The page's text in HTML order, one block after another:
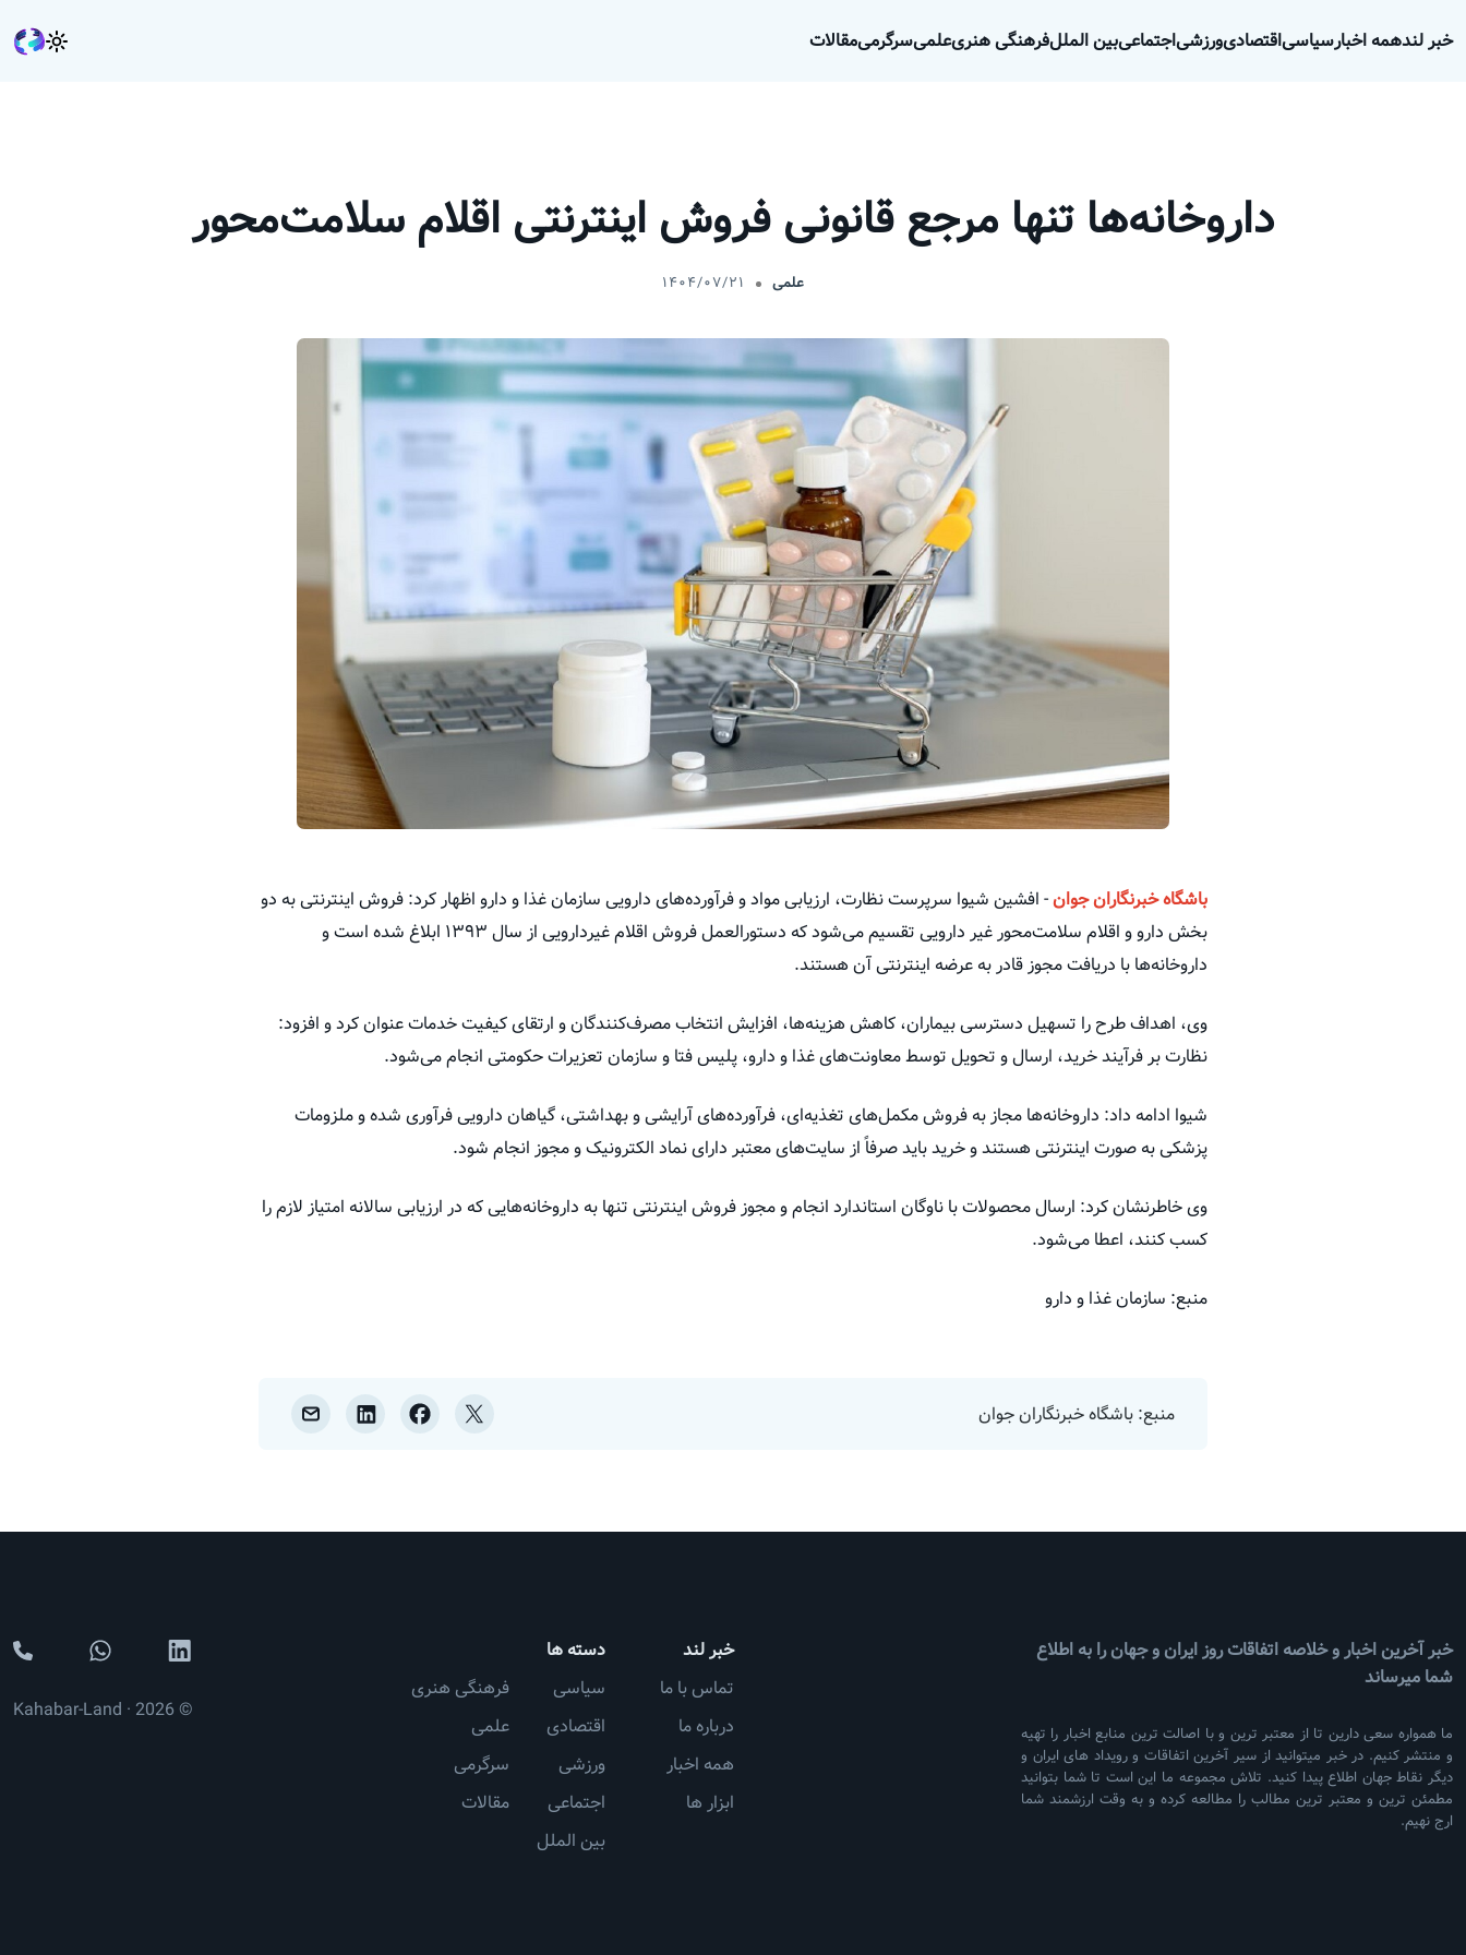
خبر لندهمه اخبارسیاسیاقتصادیورزشیاجتماعیبین المللفرهنگی هنریعلمیسرگرمیمقالات
داروخانه‌ها تنها مرجع قانونی فروش اینترنتی اقلام سلامت‌محور
علمی ۱۴۰۴/۰۷/۲۱
باشگاه خبرنگاران جوان- افشین شیوا سرپرست نظارت، ارزیابی مواد و فرآورده‌های دارویی سازمان غذا و دارو اظهار کرد: فروش اینترنتی به دو
بخش دارو و اقلام سلامت‌محور غیر دارویی تقسیم می‌شود که دستورالعمل فروش اقلام غیردارویی از سال ۱۳۹۳ ابلاغ شده است و
داروخانه‌ها با دریافت مجوز قادر به عرضه اینترنتی آن هستند.
وی، اهداف طرح را تسهیل دسترسی بیماران، کاهش هزینه‌ها، افزایش انتخاب مصرف‌کنندگان و ارتقای کیفیت خدمات عنوان کرد و افزود:
نظارت بر فرآیند خرید، ارسال و تحویل توسط معاونت‌های غذا و دارو، پلیس فتا و سازمان تعزیرات حکومتی انجام می‌شود.
شیوا ادامه داد: داروخانه‌ها مجاز به فروش مکمل‌های تغذیه‌ای، فرآورده‌های آرایشی و بهداشتی، گیاهان دارویی فرآوری شده و ملزومات
پزشکی به صورت اینترنتی هستند و خرید باید صرفاً از سایت‌های معتبر دارای نماد الکترونیک و مجوز انجام شود.
وی خاطرنشان کرد: ارسال محصولات با ناوگان استاندارد انجام و مجوز فروش اینترنتی تنها به داروخانه‌هایی که در ارزیابی سالانه امتیاز لازم را
کسب کنند، اعطا می‌شود.
منبع: سازمان غذا و دارو
منبع: باشگاه خبرنگاران جوان
خبر آخرین اخبار و خلاصه اتفاقات روز ایران و جهان را به اطلاع
شما میرساند
ما همواره سعی دارین تا از معتبر ترین و با اصالت ترین منابع اخبار را تهیه
و منتشر کنیم. در خبر میتوانید از سیر آخرین اتفاقات و رویداد های ایران و
دیگر نقاط جهان اطلاع پیدا کنید. تلاش مجموعه ما این است تا شما بتوانید
مطمئن ترین و معتبر ترین مطالب را مطالعه کرده و به وقت ارزشمند شما
ارج نهیم.
خبر لند
تماس با ما
درباره ما
همه اخبار
ابزار ها
دسته ها
سیاسی
اقتصادی
ورزشی
اجتماعی
بین الملل
فرهنگی هنری
علمی
سرگرمی
مقالات
© 2026 · Kahabar-Land